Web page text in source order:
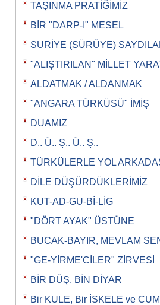
TAŞINMA PRATİĞİMİZ
BİR "DARP-I" MESEL
SURİYE (SÜRÜYE)
"ALIŞTIRILAN" MİLLET
ALDATMAK / ALDANMAK
"ANGARA TÜRKÜSÜ" İMİŞ
DUAMIZ
D.. Ü.. Ş.. Ü.. Ş..
TÜRKÜLERLE YOL
DİLE DÜŞÜRDÜKLERİMİZ
KUT-AD-GU-Bİ-LİG
"DÖRT AYAK" ÜSTÜNE
BUCAK-BAYIR, MEVLAM
"GE-YİRME'CİLER" ZİRVESİ
BİR DÜŞ, BİN DİYAR
Bir KULE, Bir İSKELE ve